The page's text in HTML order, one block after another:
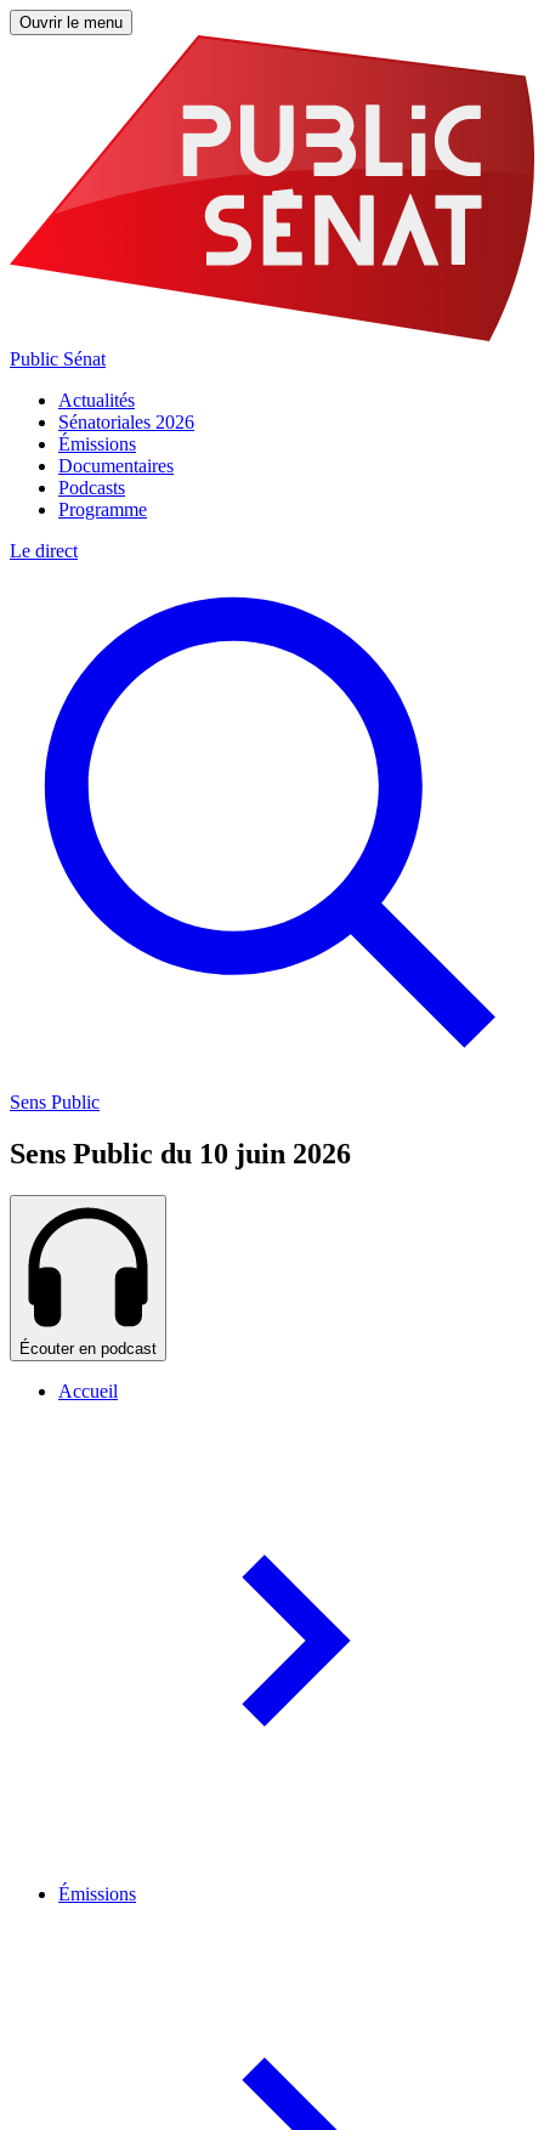
Ouvrir le menu
Public Sénat
Actualités
Sénatoriales 2026
Émissions
Documentaires
Podcasts
Programme
Le direct
Sens Public
Sens Public du 10 juin 2026
Écouter en podcast
Accueil
Émissions